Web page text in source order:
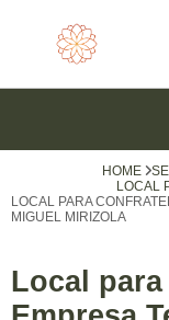
HOME
LOCAL
LOCAL PARA
MIGUEL MIRIZOLA
Local